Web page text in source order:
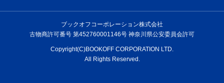
ブックオフコーポレーション株式会社
古物商許可番号 第452760001146号 神奈川県公安委員会許可
Copyright(C)BOOKOFF CORPORATION LTD.
All Rights Reserved.